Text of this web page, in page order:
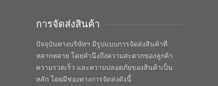
การจัดส่งสินค้า
ปัจจุบันทางบริษัทฯ มีรูปแบบการจัดส่งสินค้าที่
หลากหลาย โดยคำนึงถึงความสะดวกของลูกค้า
ความรวดเร็ว และความปลอดภัยของสินค้าเป็น
หลัก โดยมีช่องทางการจัดส่งดังนี้